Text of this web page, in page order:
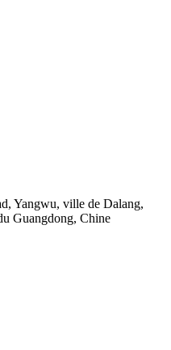
Yangwu, ville de Dalang,
Guangdong, Chine